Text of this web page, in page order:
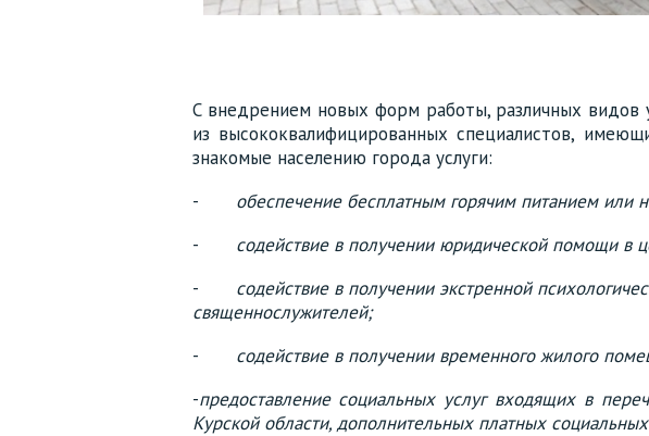
С внедрением новых форм работы, различных видов
из высококвалифицированных специалистов,
знакомые населению города услуги:
- обеспечение бесплатным горячим питанием или
- содействие в получении юридической помощи в
- содействие в получении экстренной
священнослужителей;
- содействие в получении временного жилого
-предоставление социальных услуг входящих в
Курской области, дополнительных платных социальных